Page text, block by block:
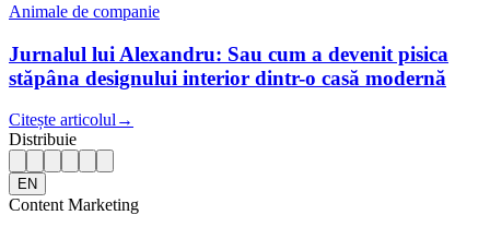
Animale de companie
Jurnalul lui Alexandru: Sau cum a devenit pisica
stăpâna designului interior dintr-o casă modernă
Citește articolul →
Distribuie
EN
Content Marketing